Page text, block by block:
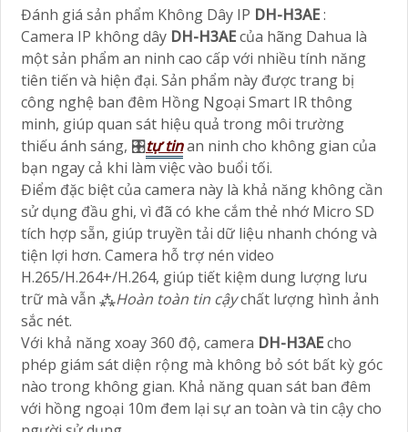
Đánh giá sản phẩm Không Dây IP DH-H3AE:
Camera IP không dây DH-H3AEcủa hãng Dahua là
một sản phẩm an ninh cao cấp với nhiều tính năng
tiên tiến và hiện đại. Sản phẩm này được trang bị
công nghệ ban đêm Hồng Ngoại Smart IR thông
minh, giúp quan sát hiệu quả trong môi trường
thiếu ánh sáng, 🎛tự tinan ninh cho không gian của
bạn ngay cả khi làm việc vào buổi tối.
Điểm đặc biệt của camera này là khả năng không cần
sử dụng đầu ghi, vì đã có khe cắm thẻ nhớ Micro SD
tích hợp sẵn, giúp truyền tải dữ liệu nhanh chóng và
tiện lợi hơn. Camera hỗ trợ nén video
H.265/H.264+/H.264, giúp tiết kiệm dung lượng lưu
trữ mà vẫn ⁂Hoàn toàn tin cậychất lượng hình ảnh
sắc nét.
Với khả năng xoay 360 độ, camera DH-H3AEcho
phép giám sát diện rộng mà không bỏ sót bất kỳ góc
nào trong không gian. Khả năng quan sát ban đêm
với hồng ngoại 10m đem lại sự an toàn và tin cậy cho